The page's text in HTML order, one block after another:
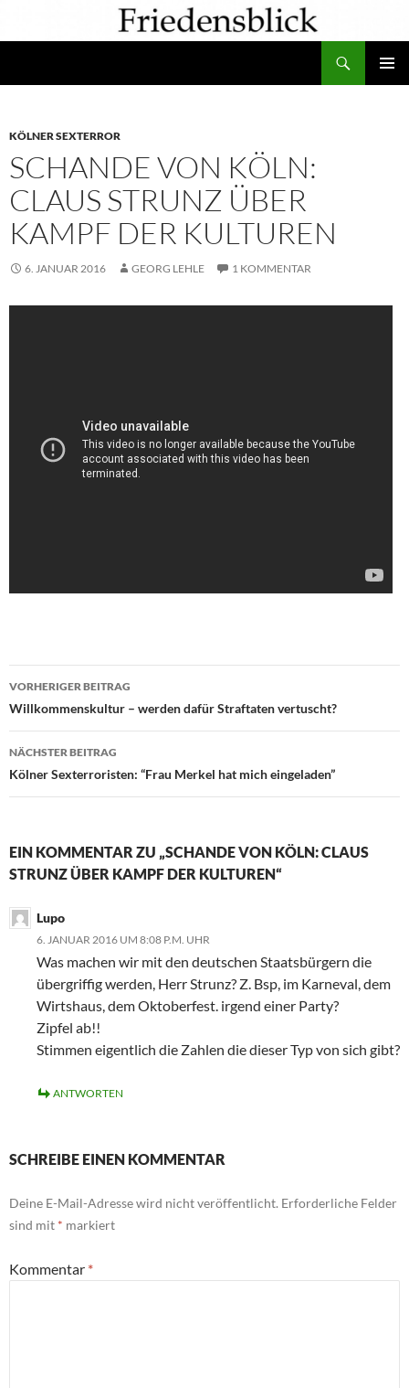
KÖLNER SEXTERROR
SCHANDE VON KÖLN:
CLAUS STRUNZ ÜBER
KAMPF DER KULTUREN
6. JANUAR 2016 GEORG LEHLE 1 KOMMENTAR
Beitragsnavigation
VORHERIGER BEITRAG
Willkommenskultur – werden dafür Straftaten vertuscht?
NÄCHSTER BEITRAG
Kölner Sexterroristen: “Frau Merkel hat mich eingeladen”
EIN KOMMENTAR ZU „SCHANDE VON KÖLN: CLAUS
STRUNZ ÜBER KAMPF DER KULTUREN“
Lupo
6. JANUAR 2016 UM 8:08 P.M. UHR
Was machen wir mit den deutschen Staatsbürgern die
übergriffig werden, Herr Strunz? Z. Bsp, im Karneval, dem
Wirtshaus, dem Oktoberfest. irgend einer Party?
Zipfel ab!!
Stimmen eigentlich die Zahlen die dieser Typ von sich gibt?
ANTWORTEN
SCHREIBE EINEN KOMMENTAR
Deine E-Mail-Adresse wird nicht veröffentlicht. Erforderliche Felder
sind mit * markiert
Kommentar *